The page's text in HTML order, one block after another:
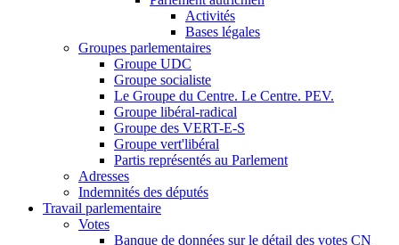
Activités
Bases légales
Groupes parlementaires
Groupe UDC
Groupe socialiste
Le Groupe du Centre. Le Centre. PEV.
Groupe libéral-radical
Groupe des VERT-E-S
Groupe vert'libéral
Partis représentés au Parlement
Adresses
Indemnités des députés
Travail parlementaire
Votes
Banque de données sur le détail des votes CN